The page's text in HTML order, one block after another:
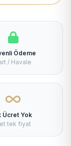
Ödeme
/ Havale
Ücret Yok
tek fiyat